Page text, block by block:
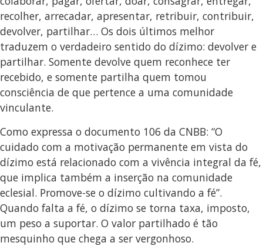
recolher, arrecadar, apresentar, retribuir, contribuir,
devolver, partilhar… Os dois últimos melhor
traduzem o verdadeiro sentido do dízimo: devolver e
partilhar. Somente devolve quem reconhece ter
recebido, e somente partilha quem tomou
consciência de que pertence a uma comunidade
vinculante.
Como expressa o documento 106 da CNBB: “O
cuidado com a motivação permanente em vista do
dízimo está relacionado com a vivência integral da fé,
que implica também a inserção na comunidade
eclesial. Promove-se o dízimo cultivando a fé”.
Quando falta a fé, o dízimo se torna taxa, imposto,
um peso a suportar. O valor partilhado é tão
mesquinho que chega a ser vergonhoso.